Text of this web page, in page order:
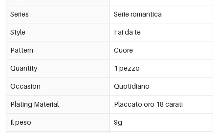
Series Serie romantica
Style Fai da te
Pattern Cuore
Quantity 1 pezzo
Occasion Quotidiano
Plating Material Placcato oro 18 carati
Il peso 9g